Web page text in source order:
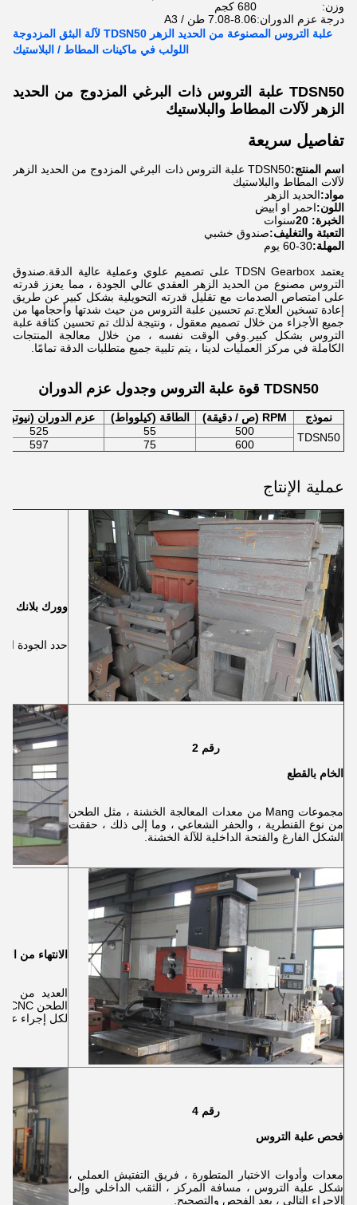
وزن:
680 كجم
درجة عزم الدوران:7.08-8.06 طن / A3
علبة التروس المصنوعة من الحديد الزهر TDSN50 لآلة البثق المزدوجة
اللولب في ماكينات المطاط / البلاستيك
TDSN50 علبة التروس ذات البرغي المزدوج من الحديد
الزهر لآلات المطاط والبلاستيك
تفاصيل سريعة
اسم المنتج:
TDSN50 علبة التروس ذات البرغي المزدوج من الحديد الزهر
لآلات المطاط والبلاستيك
مواد:الحديد الزهر
اللون:احمر او ابيض
الخبرة: 20
سنوات
التعبئة والتغليف:صندوق خشبي
المهلة:30-60 يوم
يعتمد TDSN Gearbox على تصميم علوي وعملية عالية الدقة.صندوق
التروس مصنوع من الحديد الزهر العقدي عالي الجودة ، مما يعزز قدرته
على امتصاص الصدمات مع تقليل قدرته التحويلية بشكل كبير عن طريق
إعادة تسخين العلاج.تم تحسين علبة التروس من حيث شدتها وأحجامها من
جميع الأجزاء من خلال تصميم معقول ، ونتيجة لذلك تم تحسين كثافة علبة
التروس بشكل كبير.وفي الوقت نفسه ، من خلال معالجة المنتجات
الكاملة في مركز العمليات لدينا ، يتم تلبية جميع متطلبات الدقة تمامًا.
TDSN50 قوة علبة التروس وجدول عزم الدوران
نموذج RPM (ص / دقيقة) الطاقة (كيلوواط)
عزم الدوران (نيوتن
TDSN50
500
55
525
600
75
597
عملية الإنتاج
وورك بلانك
حدد الجودة
رقم 2
الخام بالقطع
مجموعات Mang من معدات المعالجة الخشنة ، مثل الطحن
من نوع القنطرية ، والحفر الشعاعي ، وما إلى ذلك ، حققت
الشكل الفارغ والفتحة الداخلية للآلة الخشنة.
الانتهاء من
العديد من
لكل إجراء
رقم 4
فحص علبة التروس
معدات وأدوات الاختبار المتطورة ، فريق التفتيش العملي ،
شكل علبة التروس ، مسافة المركز ، الثقب الداخلي وإلى
الإجراء التالي ، بعد الفحص والتصحيح.